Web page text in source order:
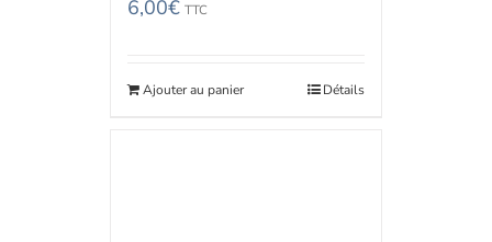
6,00€ TTC
Ajouter au panier Détails